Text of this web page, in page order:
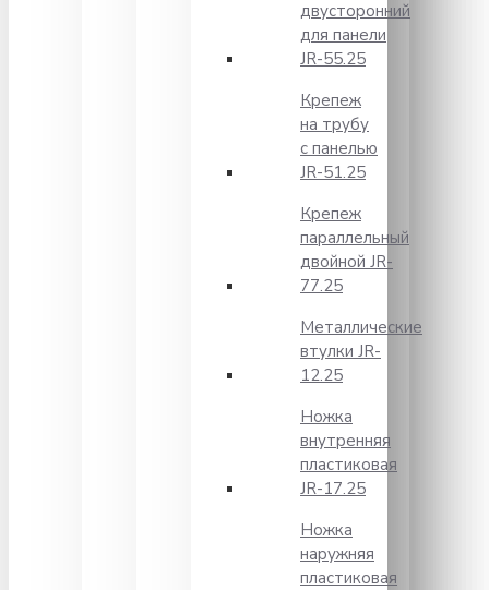
двусторонний
для панели
JR-55.25
Крепеж
на трубу
с панелью
JR-51.25
Крепеж
параллельный
двойной JR-
77.25
Металлические
втулки JR-
12.25
Ножка
внутренняя
пластиковая
JR-17.25
Ножка
наружняя
пластиковая